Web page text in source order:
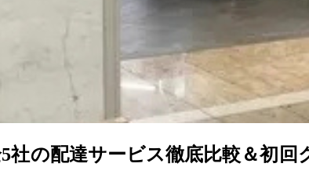
社の配達サービス徹底比較＆初回